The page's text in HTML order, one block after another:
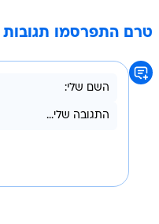
טרם התפרסמו תגובות